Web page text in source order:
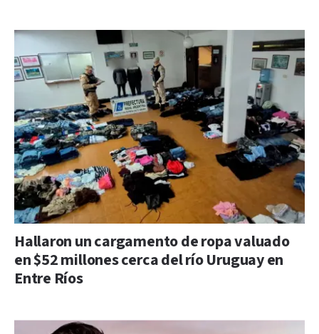
Hallaron un cargamento de ropa valuado
en $52 millones cerca del río Uruguay en
Entre Ríos